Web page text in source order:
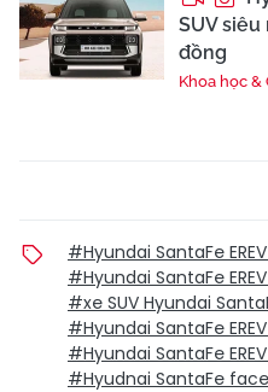
SUV
đồng
Khoa học
#Hyundai SantaFe
#Hyundai SantaFe
#xe SUV Hyundai
#Hyundai SantaFe
#Hyundai SantaFe
#Hyudnai SantaFe